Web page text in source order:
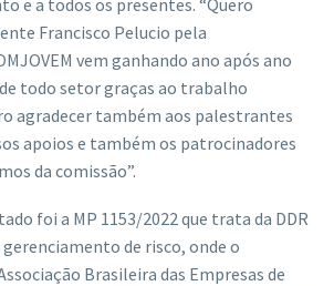
e a todos os presentes. “Quero
Francisco Pelucio pela
vem ganhando ano após ano
todo setor graças ao trabalho
agradecer também aos palestrantes
apoios e também os patrocinadores
da comissão”.
foi a MP 1153/2022 que trata da DDR
de risco, onde o
Brasileira das Empresas de